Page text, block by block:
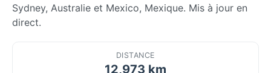
Sydney, Australie et Mexico, Mexique. Mis à jour en
direct.
DISTANCE
12,973 km